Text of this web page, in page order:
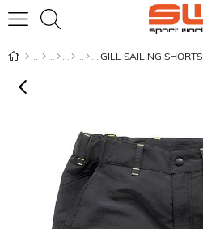
GILL SAILING SHORTS